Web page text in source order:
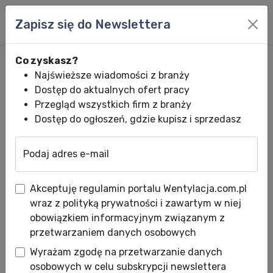
Kocioł kondensacyjny
Vitocrossal 300 CU3A
Data publikacji: 22.12.2010
Firma Viessmann wprowadziła na polski rynek
Zapisz się do Newslettera
Co zyskasz?
Najświeższe wiadomości z branży
Dostęp do aktualnych ofert pracy
Przegląd wszystkich firm z branży
Dostęp do ogłoszeń, gdzie kupisz i sprzedasz
Podaj adres e-mail
Akceptuję regulamin portalu Wentylacja.com.pl
wraz z polityką prywatności i zawartym w niej
obowiązkiem informacyjnym związanym z
przetwarzaniem danych osobowych
Wyrażam zgodę na przetwarzanie danych
osobowych w celu subskrypcji newslettera